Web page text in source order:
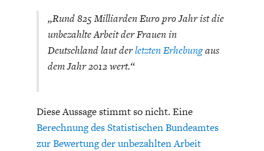
DEUTSCHEN VWL
„Rund 825 Milliarden Euro pro Jahr ist die
unbezahlte Arbeit der Frauen in
Deutschland laut derletzten Erhebungaus
dem Jahr 2012 wert.“
Diese Aussage stimmt so nicht. Eine
Berechnung des Statistischen Bundeamtes
zur Bewertung der unbezahlten Arbeit